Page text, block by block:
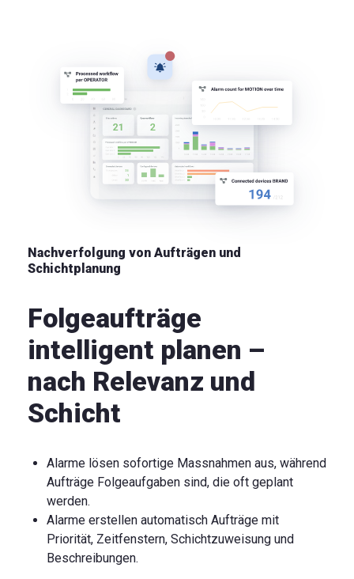
Nachverfolgung von Aufträgen und
Schichtplanung
Folgeaufträge
intelligent planen –
nach Relevanz und
Schicht
Alarme lösen sofortige Massnahmen aus, während
Aufträge Folgeaufgaben sind, die oft geplant
werden.
Alarme erstellen automatisch Aufträge mit
Priorität, Zeitfenstern, Schichtzuweisung und
Beschreibungen.